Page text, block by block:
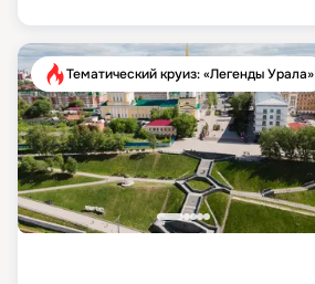
Тематический круиз: «Легенды Урала»